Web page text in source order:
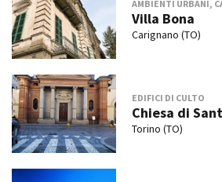
AMBIENTI URBANI,
Villa Bona
Carignano (TO)
EDIFICI DI CULTO
Chiesa di
Torino (TO)